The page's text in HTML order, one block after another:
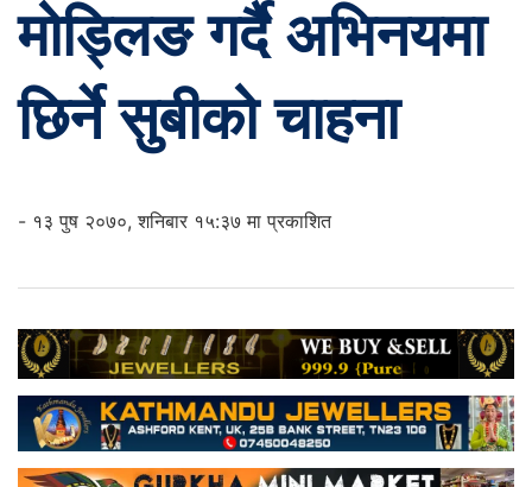
मोड्लिङ गर्दै अभिनयमा
छिर्ने सुबीको चाहना
- १३ पुष २०७०, शनिबार १५:३७ मा प्रकाशित